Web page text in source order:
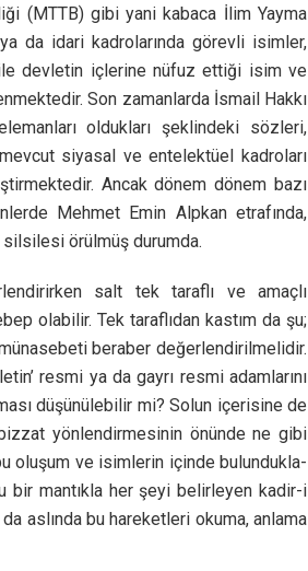
(MTTB) gibi yani kabaca İlim Yayma
da idari kadrolarında görevli isimler,
devletin içlerine nüfuz ettiği isim ve
Son zamanlarda İsmail Hakkı
oldukları şeklindeki sözleri,
siyasal ve entelektüel kadroları
Ancak dönem dönem bazı
Mehmet Emin Alpkan etrafında,
silsilesi örülmüş durumda.
salt tek taraflı ve amaçlı
olabilir. Tek taraflıdan kastım da şu;
beraber değerlendirilmelidir.
resmi ya da gayrı resmi adamlarını
düşünülebilir mi? Solun içerisine de
yönlendirmesinin önünde ne gibi
oluşum ve isimlerin içinde bulundukla-
bir mantıkla her şeyi belirleyen kadir-i
aslında bu hareketleri okuma, anlama